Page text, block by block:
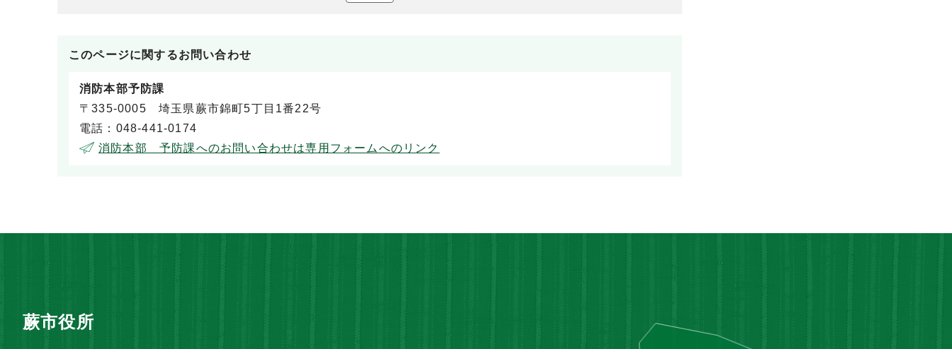
このページに関するお問い合わせ
消防本部予防課
〒335-0005 埼玉県蕨市錦町5丁目1番22号
電話：048-441-0174
消防本部 予防課へのお問い合わせは専用フォームへのリンク
蕨市役所